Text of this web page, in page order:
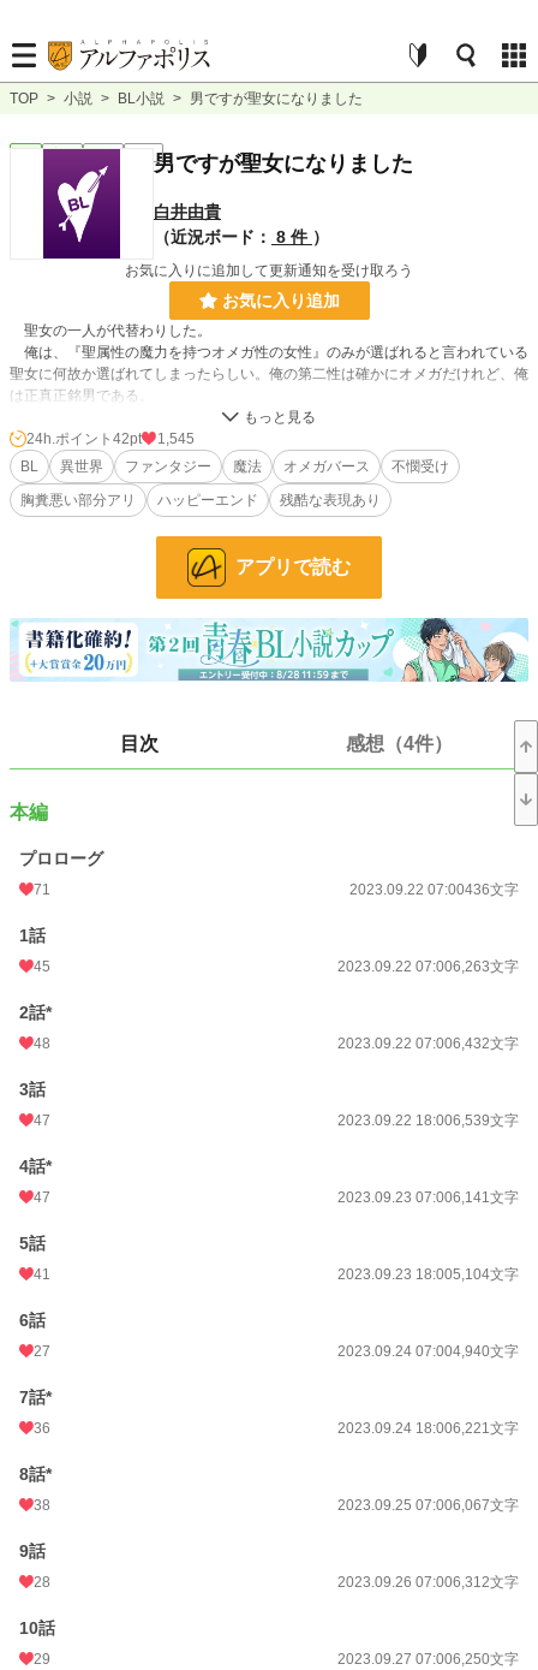
TOP > 小説 > BL小説 > 男ですが聖女になりました
完結 長編 男ですが聖女になりました
白井由貴
（近況ボード： 8 件 ）
お気に入りに追加して更新通知を受け取ろう
お気に入り追加
聖女の一人が代替わりした。
俺は、『聖属性の魔力を持つオメガ性の女性』のみが選ばれると言われている
聖女に何故か選ばれてしまったらしい。俺の第二性は確かにオメガだけれど、俺
は正真正銘男である。
聖女について話を聞くと、どうやら国民に伝わっている話と大分違っているら
しい。聖女の役目の一つに『皇族や聖職者への奉仕』というものがあるらしい
が………？
【オメガバース要素あり（※独自設定あり）】
※R18要素があるお話には「＊」がついています。
※ムーンライトノベルズ様でも公開しています。
■■■
本編はR5.10.27に完結しました。
現在は本編9話以降から分岐したIFストーリーを更新しています。IFストーリー
■■■
────────
R5.10.13：『プロローグ〜7話』の内容を修正しました。
R5.10.15：『8話』の内容を修正しました。
R5.10.20：『11〜15話』の内容を修正しました。
小説
BL
24h.ポイント
更新日時
初回完結日時
週間ポイント
月間ポイント
年間ポイント
累計ポイント
24h.ポイント 42pt
1,545
BL
異世界 ファンタジー 魔法 オメガバース
不憫受け
胸糞悪い部分アリ
ハッピーエンド 残酷な表現あり
アプリで読む
目次 感想（4件）
本編
プロローグ
71 2023.09.22 07:00436文字
1話
45 2023.09.22 07:006,263文字
2話*
48 2023.09.22 07:006,432文字
3話
47 2023.09.22 18:006,539文字
4話*
47 2023.09.23 07:006,141文字
5話
41 2023.09.23 18:005,104文字
6話
27 2023.09.24 07:004,940文字
7話*
36 2023.09.24 18:006,221文字
8話*
38 2023.09.25 07:006,067文字
9話
28 2023.09.26 07:006,312文字
10話
29 2023.09.27 07:006,250文字